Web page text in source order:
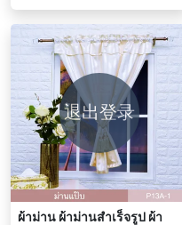
退出登录
ผ้าม่าน ผ้าม่านสำเร็จรูป ผ้า